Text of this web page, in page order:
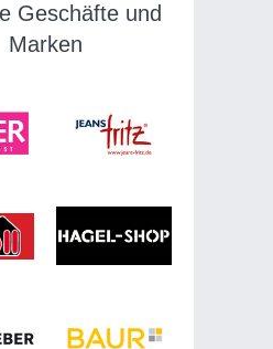
Geschäfte und
Marken